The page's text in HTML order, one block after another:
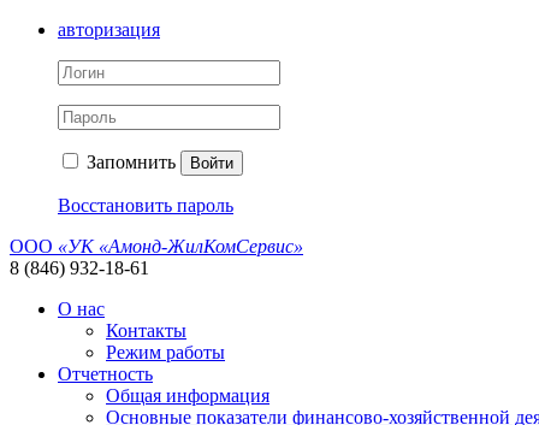
авторизация
Запомнить Войти
Восстановить пароль
ООО «УК «Амонд-ЖилКомСервис»
8 (846) 932-18-61
О нас
Контакты
Режим работы
Отчетность
Общая информация
Основные показатели финансово-хозяйственной